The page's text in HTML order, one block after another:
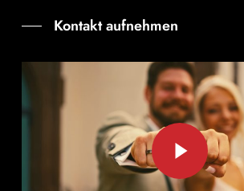
Kontakt aufnehmen
Play Video
Play Video